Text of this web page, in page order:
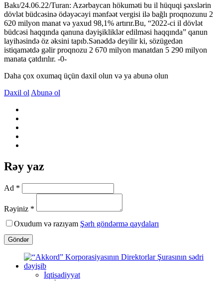
Bakı/24.06.22/Turan: Azərbaycan hökuməti bu il hüquqi şəxslərin
dövlət büdcəsinə ödəyəcəyi mənfəət vergisi ilə bağlı proqnozunu 2
620 milyon manat və yaxud 98,1% artırır.Bu, “2022-ci il dövlət
büdcəsi haqqında qanuna dəyişikliklər edilməsi haqqında” qanun
layihəsində öz əksini tapıb.Sənəddə deyilir ki, sözügedən
istiqamətdə gəlir proqnozu 2 670 milyon manatdan 5 290 milyon
manata çatdırılır. -0-
Daha çox oxumaq üçün daxil olun və ya abunə olun
Daxil ol Abunə ol
Rəy yaz
Ad *
Rəyiniz *
Oxudum və razıyam Şərh göndərmə qaydaları
Göndər
İqtisadiyyat